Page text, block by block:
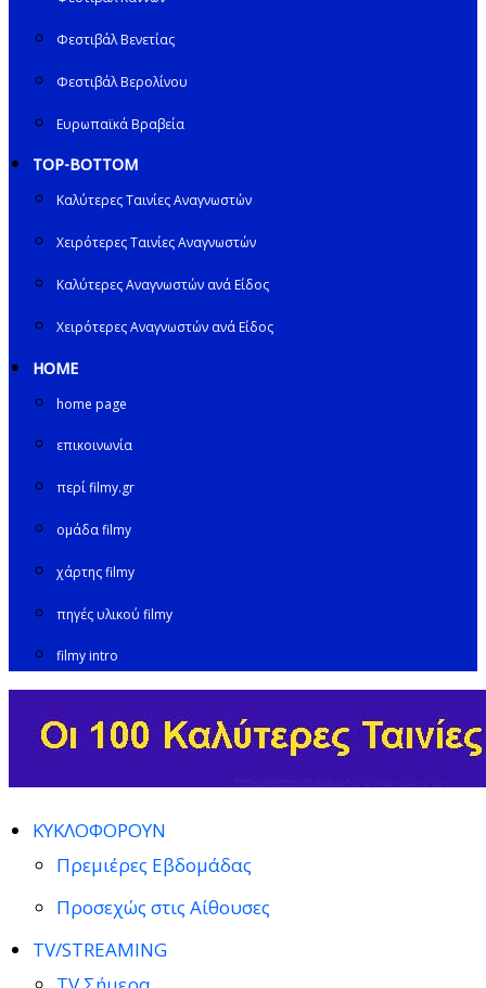
Φεστιβάλ Βενετίας
Φεστιβάλ Βερολίνου
Ευρωπαϊκά Βραβεία
TOP-BOTTOM
Καλύτερες Ταινίες Αναγνωστών
Χειρότερες Ταινίες Αναγνωστών
Καλύτερες Αναγνωστών ανά Είδος
Χειρότερες Αναγνωστών ανά Είδος
HOME
home page
επικοινωνία
περί filmy.gr
ομάδα filmy
χάρτης filmy
πηγές υλικού filmy
filmy intro
ΚΥΚΛΟΦΟΡΟΥΝ
Πρεμιέρες Εβδομάδας
Προσεχώς στις Αίθουσες
TV/STREAMING